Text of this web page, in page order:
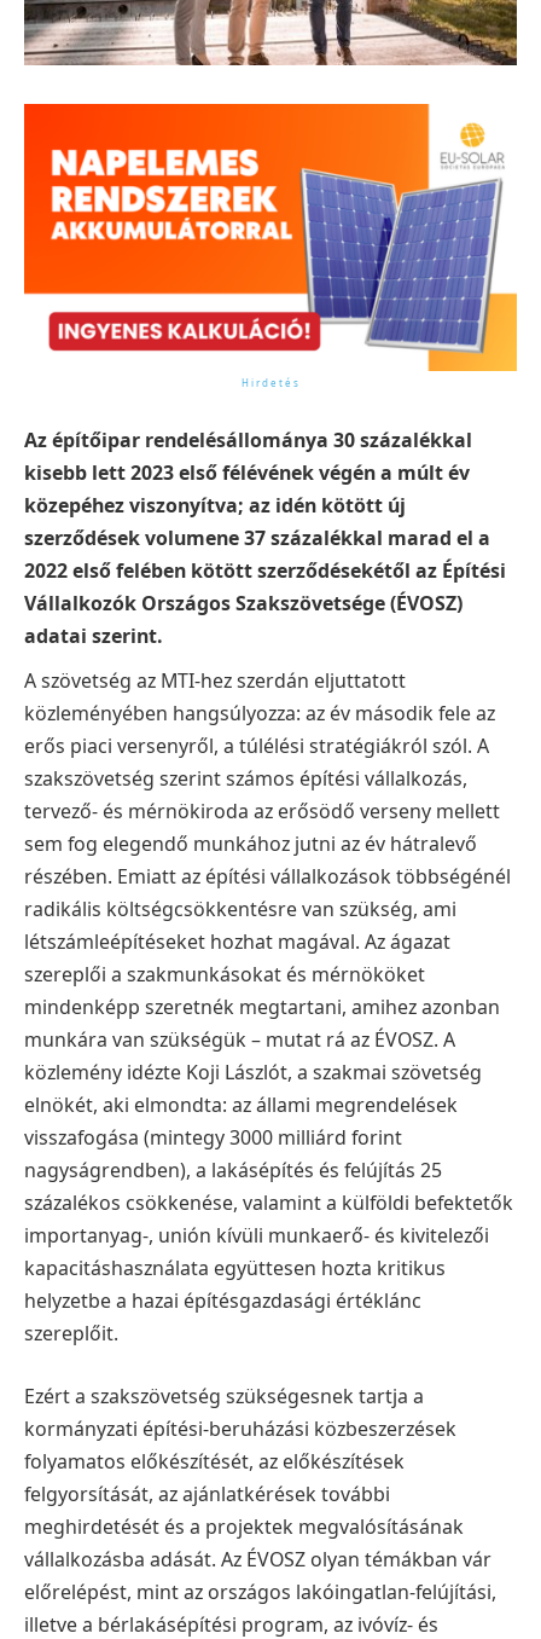
Az építőipar rendelésállománya 30 százalékkal
kisebb lett 2023 első félévének végén a múlt év
közepéhez viszonyítva; az idén kötött új
szerződések volumene 37 százalékkal marad el a
2022 első felében kötött szerződésekétől az Építési
Vállalkozók Országos Szakszövetsége (ÉVOSZ)
adatai szerint.
A szövetség az MTI-hez szerdán eljuttatott
közleményében hangsúlyozza: az év második fele az
erős piaci versenyről, a túlélési stratégiákról szól. A
szakszövetség szerint számos építési vállalkozás,
tervező- és mérnökiroda az erősödő verseny mellett
sem fog elegendő munkához jutni az év hátralevő
részében. Emiatt az építési vállalkozások többségénél
radikális költségcsökkentésre van szükség, ami
létszámleépítéseket hozhat magával. Az ágazat
szereplői a szakmunkásokat és mérnököket
mindenképp szeretnék megtartani, amihez azonban
munkára van szükségük – mutat rá az ÉVOSZ. A
közlemény idézte Koji Lászlót, a szakmai szövetség
elnökét, aki elmondta: az állami megrendelések
visszafogása (mintegy 3000 milliárd forint
nagyságrendben), a lakásépítés és felújítás 25
százalékos csökkenése, valamint a külföldi befektetők
importanyag-, unión kívüli munkaerő- és kivitelezői
kapacitáshasználata együttesen hozta kritikus
helyzetbe a hazai építésgazdasági értéklánc
szereplőit.
Ezért a szakszövetség szükségesnek tartja a
kormányzati építési-beruházási közbeszerzések
folyamatos előkészítését, az előkészítések
felgyorsítását, az ajánlatkérések további
meghirdetését és a projektek megvalósításának
vállalkozásba adását. Az ÉVOSZ olyan témákban vár
előrelépést, mint az országos lakóingatlan-felújítási,
illetve a bérlakásépítési program, az ivóvíz- és